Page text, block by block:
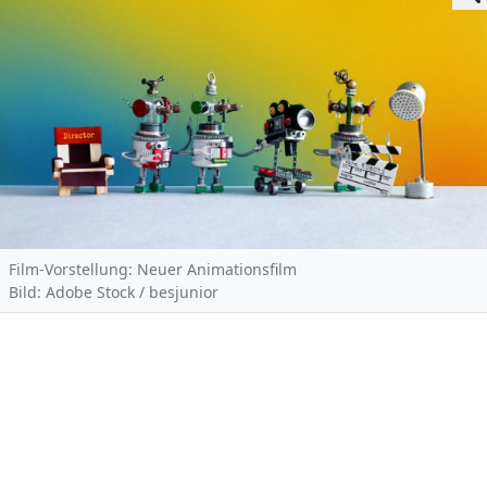
Film-Vorstellung: Neuer Animationsfilm
Bild: Adobe Stock / besjunior